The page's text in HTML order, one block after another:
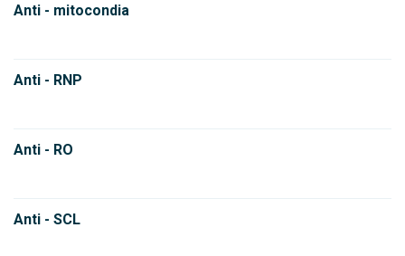
Anti - mitocondia
Anti - RNP
Anti - RO
Anti - SCL